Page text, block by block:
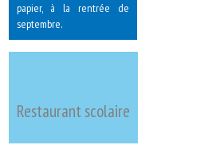
papier, à la rentrée de
septembre.
Restaurant scolaire